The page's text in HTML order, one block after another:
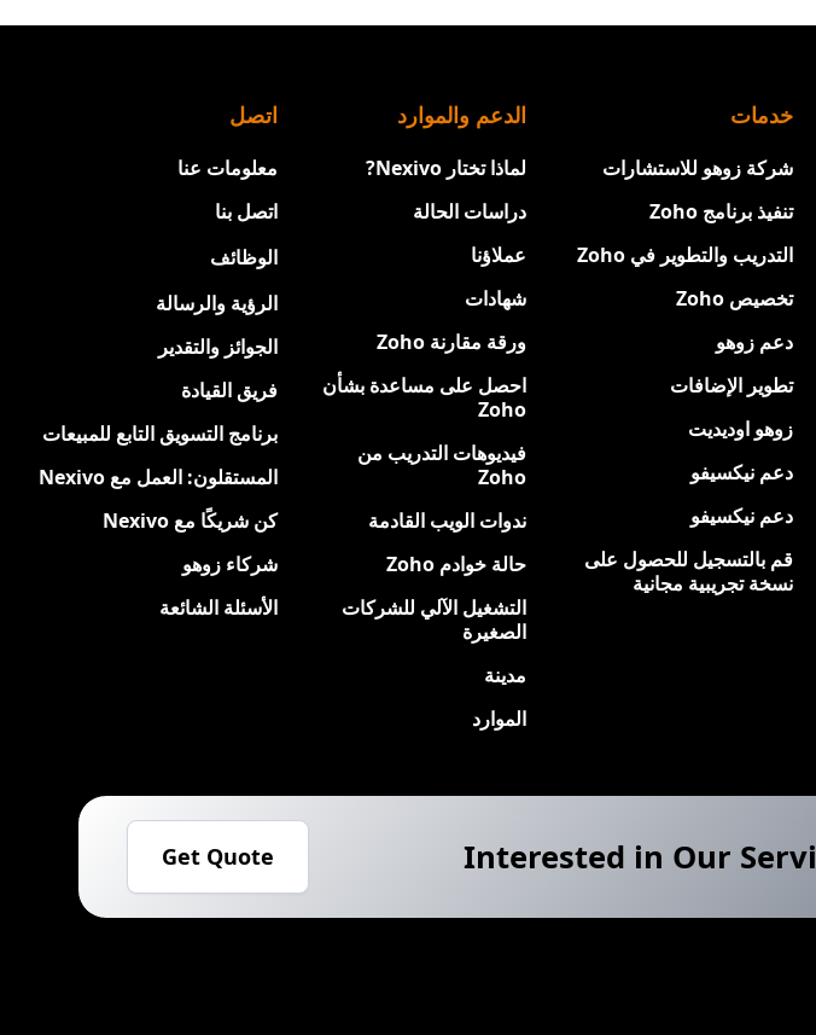
خدمات
شركة زوهو للاستشارات
تنفيذ برنامج Zoho
التدريب والتطوير في Zoho
تخصيص Zoho
دعم زوهو
تطوير الإضافات
زوهو اوديديت
دعم نيكسيفو
دعم نيكسيفو
قم بالتسجيل للحصول على
نسخة تجريبية مجانية
الدعم والموارد
لماذا تختار Nexivo?
دراسات الحالة
عملاؤنا
شهادات
ورقة مقارنة Zoho
احصل على مساعدة بشأن
Zoho
فيديوهات التدريب من
Zoho
ندوات الويب القادمة
حالة خوادم Zoho
التشغيل الآلي للشركات
الصغيرة
مدينة
الموارد
اتصل
معلومات عنا
اتصل بنا
الوظائف
الرؤية والرسالة
الجوائز والتقدير
فريق القيادة
برنامج التسويق التابع للمبيعات
المستقلون: العمل مع Nexivo
كن شريكًا مع Nexivo
شركاء زوهو
الأسئلة الشائعة
Interested in Our
Get Quote